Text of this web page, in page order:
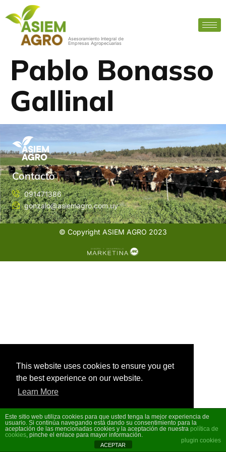
This website uses cookies to ensure you get
the best experience on our website.
Learn More
Got it!
Asesoramiento Integral de
Empresas Agropecuarias
Pablo Bonasso
Gallinal
Contacto
091471386
gonzalo@asiemagro.com.uy
© Copyright ASIEM AGRO 2023
Este sitio web utiliza cookies para que usted tenga la mejor experiencia de
usuario. Si continúa navegando está dando su consentimiento para la
aceptación de las mencionadas cookies y la aceptación de nuestra política de
cookies, pinche el enlace para mayor información.
plugin cookies
ACEPTAR